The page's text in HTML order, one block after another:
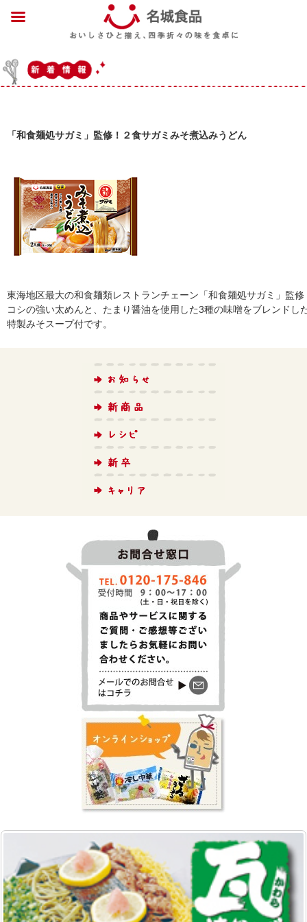
「和食麺処サガミ」監修！２食サガミみそ煮込みうどん
東海地区最大の和食麺類レストランチェーン「和食麺処サガミ」監修
コシの強い太めんと、たまり醤油を使用した3種の味噌をブレンドし
特製みそスープ付です。